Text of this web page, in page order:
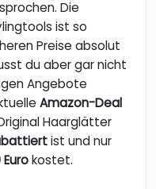
Die
ist so
Preise absolut
du aber gar nicht
Angebote
Amazon-Deal
Haarglätter
ist und nur
kostet.